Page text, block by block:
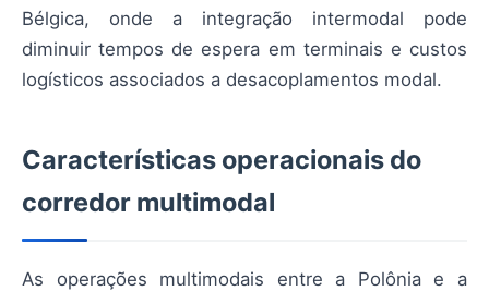
Bélgica, onde a integração intermodal pode
diminuir tempos de espera em terminais e custos
logísticos associados a desacoplamentos modal.
Características operacionais do
corredor multimodal
As operações multimodais entre a Polônia e a